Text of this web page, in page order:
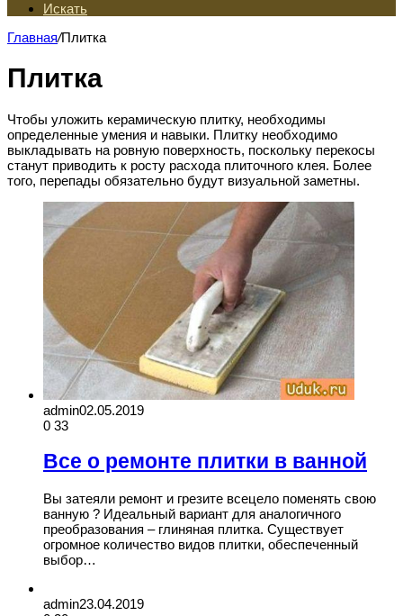
Искать
Главная/Плитка
Плитка
Чтобы уложить керамическую плитку, необходимы
определенные умения и навыки. Плитку необходимо
выкладывать на ровную поверхность, поскольку перекосы
станут приводить к росту расхода плиточного клея. Более
того, перепады обязательно будут визуальной заметны.
admin02.05.2019
0 33
Все о ремонте плитки в ванной
Вы затеяли ремонт и грезите всецело поменять свою
ванную ? Идеальный вариант для аналогичного
преобразования – глиняная плитка. Существует
огромное количество видов плитки, обеспеченный
выбор…
admin23.04.2019